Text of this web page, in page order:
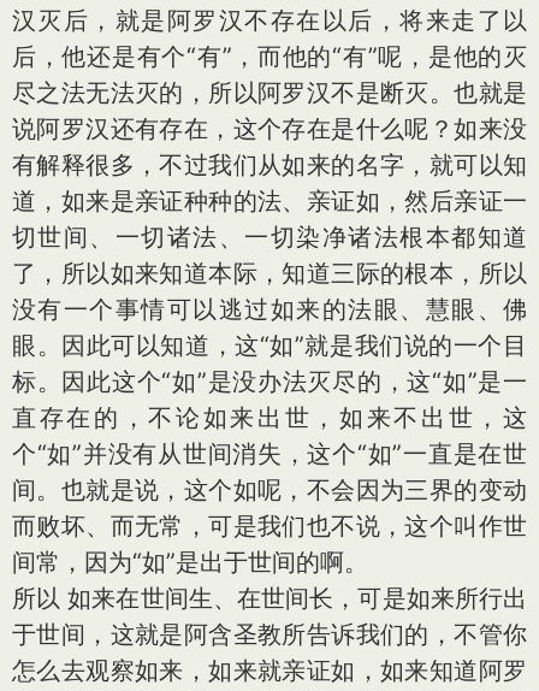
汉灭后，就是阿罗汉不存在以后，将来走了以
后，他还是有个“有”，而他的“有”呢，是他的灭
尽之法无法灭的，所以阿罗汉不是断灭。也就是
说阿罗汉还有存在，这个存在是什么呢？如来没
有解释很多，不过我们从如来的名字，就可以知
道，如来是亲证种种的法、亲证如，然后亲证一
切世间、一切诸法、一切染净诸法根本都知道
了，所以如来知道本际，知道三际的根本，所以
没有一个事情可以逃过如来的法眼、慧眼、佛
眼。因此可以知道，这“如”就是我们说的一个目
标。因此这个“如”是没办法灭尽的，这“如”是一
直存在的，不论如来出世，如来不出世，这
个“如”并没有从世间消失，这个“如”一直是在世
间。也就是说，这个如呢，不会因为三界的变动
而败坏、而无常，可是我们也不说，这个叫作世
间常，因为“如”是出于世间的啊。
所以 如来在世间生、在世间长，可是如来所行出
于世间，这就是阿含圣教所告诉我们的，不管你
怎么去观察如来，如来就亲证如，如来知道阿罗